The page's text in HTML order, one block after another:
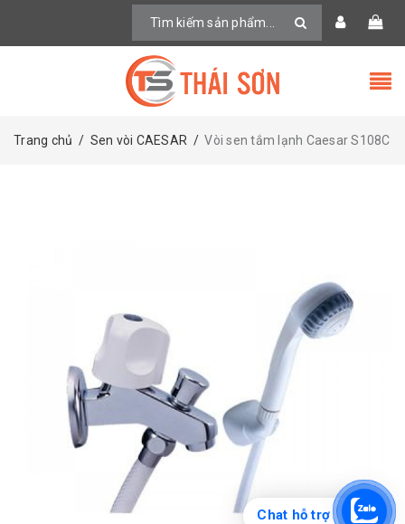
Trang chủ / Sen vòi CAESAR / Vòi sen tắm lạnh Caesar S108C
Chat hỗ trợ